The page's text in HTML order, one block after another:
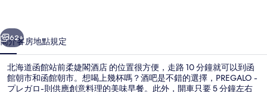
柔
婕
閣
個 下一個
62+
簡介客房地點規定
北海道函館站前柔婕閣酒店 的位置很方便，走路 10 分鐘就可以到函
館朝市和函館朝市。想喝上幾杯嗎？酒吧是不錯的選擇，PREGALO -
プレガロ-則供應創意料理的美味早餐。此外，開車只要 5 分鐘左右